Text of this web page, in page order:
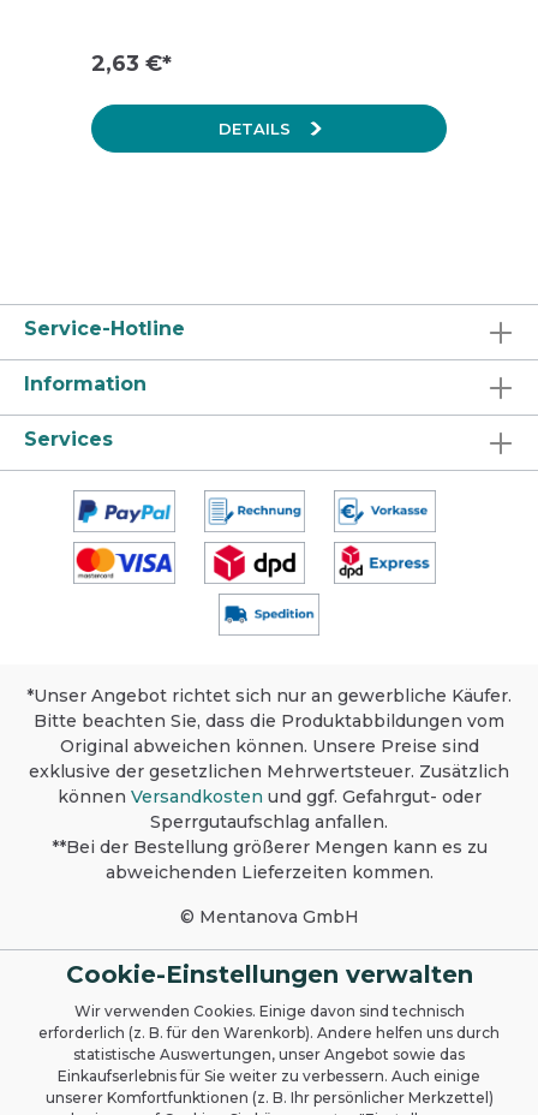
2,63 €*
DETAILS
Service-Hotline
Information
Services
*Unser Angebot richtet sich nur an gewerbliche Käufer.
Bitte beachten Sie, dass die Produktabbildungen vom
Original abweichen können. Unsere Preise sind
exklusive der gesetzlichen Mehrwertsteuer. Zusätzlich
können Versandkosten und ggf. Gefahrgut- oder
Sperrgutaufschlag anfallen.
**Bei der Bestellung größerer Mengen kann es zu
abweichenden Lieferzeiten kommen.
© Mentanova GmbH
Cookie-Einstellungen verwalten
Wir verwenden Cookies. Einige davon sind technisch
erforderlich (z. B. für den Warenkorb). Andere helfen uns durch
statistische Auswertungen, unser Angebot sowie das
Einkaufserlebnis für Sie weiter zu verbessern. Auch einige
unserer Komfortfunktionen (z. B. Ihr persönlicher Merkzettel)